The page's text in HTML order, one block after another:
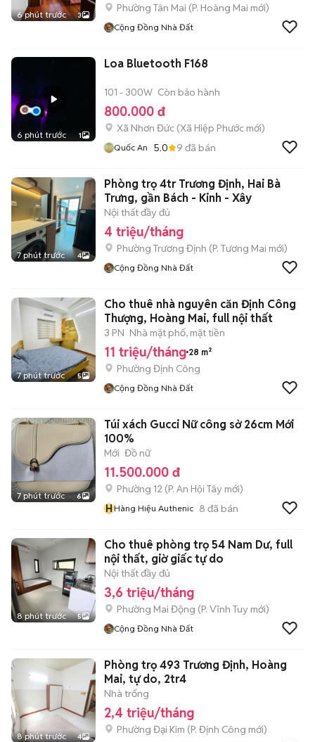
6 phút trước 3
Phường Tân Mai (P. Hoàng Mai mới)
Cộng Đồng Nhà Đất
6 phút trước 1
Loa Bluetooth F168
101 - 300W Còn bảo hành
800.000 đ
Xã Nhơn Đức (Xã Hiệp Phước mới)
Quốc An 5.0 9 đã bán
7 phút trước 4
Phòng trọ 4tr Trương Định, Hai Bà
Trưng, gần Bách - Kinh - Xây
Nội thất đầy đủ
4 triệu/tháng
Phường Trương Định (P. Tương Mai mới)
Cộng Đồng Nhà Đất
7 phút trước 5
Cho thuê nhà nguyên căn Định Công
Thượng, Hoàng Mai, full nội thất
3 PN Nhà mặt phố, mặt tiền
11 triệu/tháng 28 m²
Phường Định Công
Cộng Đồng Nhà Đất
7 phút trước 6
Túi xách Gucci Nữ công sở 26cm Mới
100%
Mới Đồ nữ
11.500.000 đ
Phường 12 (P. An Hội Tây mới)
HHàng Hiệu Authenic 8 đã bán
8 phút trước 5
Cho thuê phòng trọ 54 Nam Dư, full
nội thất, giờ giấc tự do
Nội thất đầy đủ
3,6 triệu/tháng
Phường Mai Động (P. Vĩnh Tuy mới)
Cộng Đồng Nhà Đất
8 phút trước 4
Phòng trọ 493 Trương Định, Hoàng
Mai, tự do, 2tr4
Nhà trống
2,4 triệu/tháng
Phường Đại Kim (P. Định Công mới)